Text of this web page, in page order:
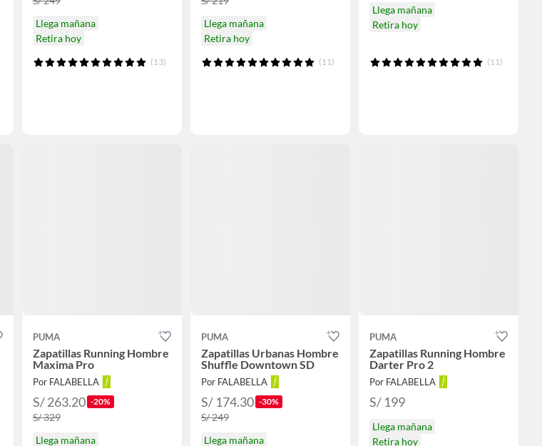
Llega mañana
Retira hoy
(13)
Llega mañana
Retira hoy
(11)
Llega mañana
Retira hoy
(11)
PUMA
Zapatillas Running Hombre
Maxima Pro
Por FALABELLA
S/ 263.20 -20%
S/ 329
Llega mañana
PUMA
Zapatillas Urbanas Hombre
Shuffle Downtown SD
Por FALABELLA
S/ 174.30 -30%
S/ 249
Llega mañana
PUMA
Zapatillas Running Hombre
Darter Pro 2
Por FALABELLA
S/ 199
Llega mañana
Retira hoy